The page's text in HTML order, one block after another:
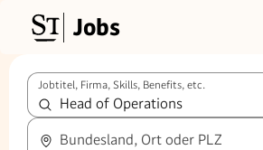
Jobs
Jobtitel, Firma, Skills, Benefits, etc.
Bundesland, Ort oder PLZ